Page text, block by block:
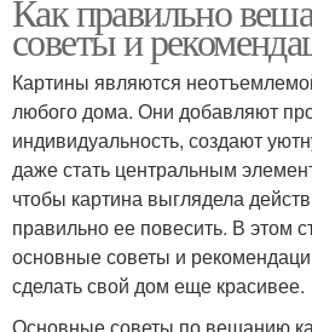
Как правильно
советы и
Картины являются
любого дома. Они добавляют
индивидуальность, создают
даже стать центральным
чтобы картина выглядела
правильно ее повесить. В этом
основные советы и
сделать свой дом еще красивее.
Основные советы по вешанию